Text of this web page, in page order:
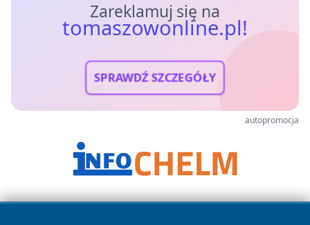
Zareklamuj się na
tomaszowonline.pl!
SPRAWDŹ SZCZEGÓŁY
autopromocja